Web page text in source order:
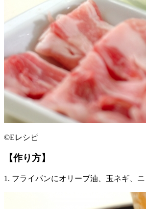
©Eレシピ
【作り方】
1. フライパンにオリーブ油、玉ネギ、